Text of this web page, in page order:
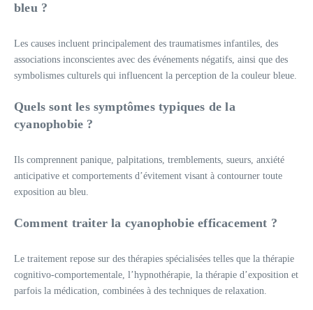
bleu ?
Les causes incluent principalement des traumatismes infantiles, des
associations inconscientes avec des événements négatifs, ainsi que des
symbolismes culturels qui influencent la perception de la couleur bleue.
Quels sont les symptômes typiques de la
cyanophobie ?
Ils comprennent panique, palpitations, tremblements, sueurs, anxiété
anticipative et comportements d’évitement visant à contourner toute
exposition au bleu.
Comment traiter la cyanophobie efficacement ?
Le traitement repose sur des thérapies spécialisées telles que la thérapie
cognitivo-comportementale, l’hypnothérapie, la thérapie d’exposition et
parfois la médication, combinées à des techniques de relaxation.